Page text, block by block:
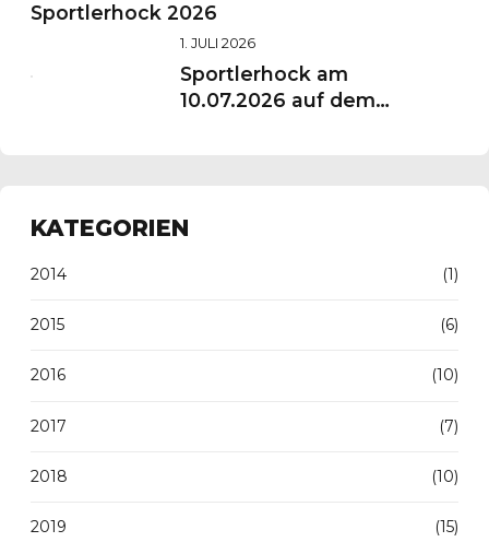
Sportlerhock 2026
1. JULI 2026
Sportlerhock am
10.07.2026 auf dem
KATEGORIEN
2014 (1)
2015 (6)
2016 (10)
2017 (7)
2018 (10)
2019 (15)